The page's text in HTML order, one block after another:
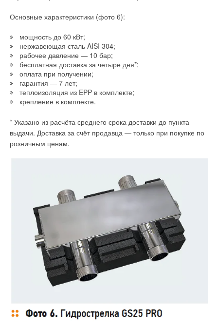
Основные характеристики (фото 6):
мощность до 60 кВт;
нержавеющая сталь AISI 304;
рабочее давление — 10 бар;
бесплатная доставка за четыре дня*;
оплата при получении;
гарантия — 7 лет;
теплоизоляция из EPP в комплекте;
крепление в комплекте.
* Указано из расчёта среднего срока доставки до пункта
выдачи. Доставка за счёт продавца — только при покупке по
розничным ценам.